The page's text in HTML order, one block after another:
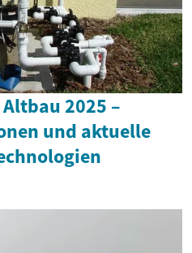
2025 –
und aktuelle